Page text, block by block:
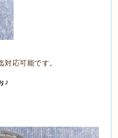
応可能です。
♪